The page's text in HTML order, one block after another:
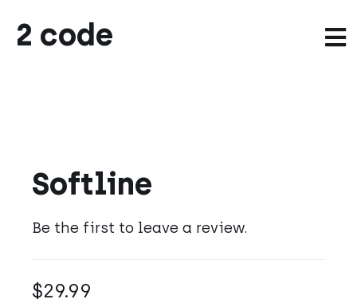
2 code
O nas
Kontakt
Softline
Be the first to leave a review.
$29.99